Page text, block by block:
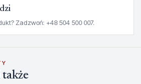
Zadzwoń: +48 504 500 007.